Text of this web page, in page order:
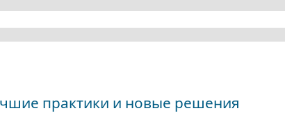
практики и новые решения